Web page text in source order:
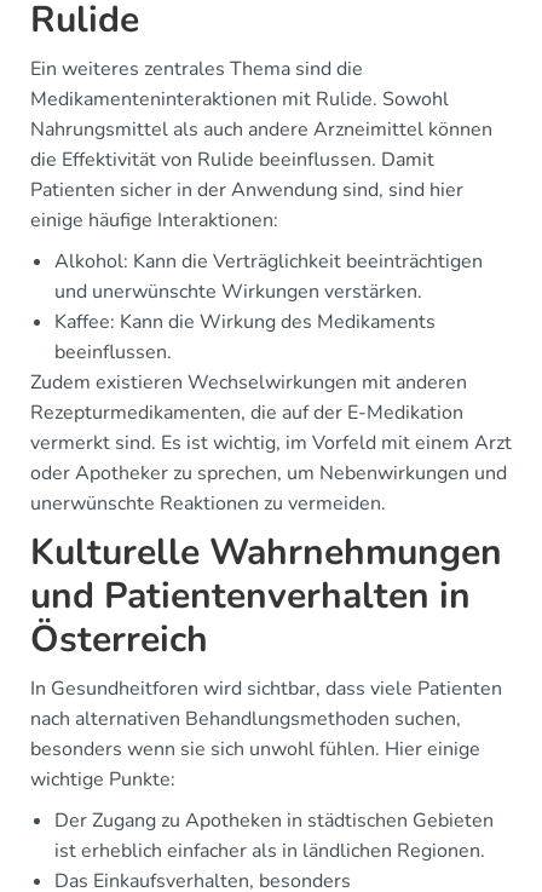
Rulide
Ein weiteres zentrales Thema sind die
Medikamenteninteraktionen mit Rulide. Sowohl
Nahrungsmittel als auch andere Arzneimittel können
die Effektivität von Rulide beeinflussen. Damit
Patienten sicher in der Anwendung sind, sind hier
einige häufige Interaktionen:
Alkohol: Kann die Verträglichkeit beeinträchtigen
und unerwünschte Wirkungen verstärken.
Kaffee: Kann die Wirkung des Medikaments
beeinflussen.
Zudem existieren Wechselwirkungen mit anderen
Rezepturmedikamenten, die auf der E-Medikation
vermerkt sind. Es ist wichtig, im Vorfeld mit einem Arzt
oder Apotheker zu sprechen, um Nebenwirkungen und
unerwünschte Reaktionen zu vermeiden.
Kulturelle Wahrnehmungen
und Patientenverhalten in
Österreich
In Gesundheitforen wird sichtbar, dass viele Patienten
nach alternativen Behandlungsmethoden suchen,
besonders wenn sie sich unwohl fühlen. Hier einige
wichtige Punkte:
Der Zugang zu Apotheken in städtischen Gebieten
ist erheblich einfacher als in ländlichen Regionen.
Das Einkaufsverhalten, besonders